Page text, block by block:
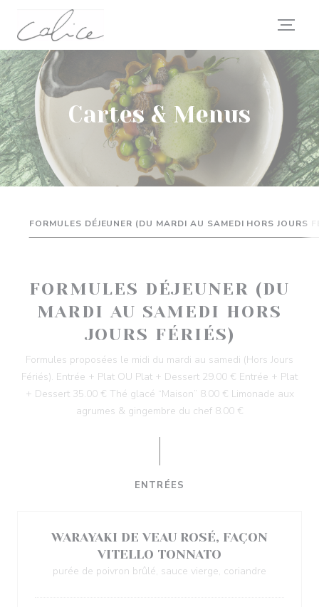
Personnalisation de vos choix en matière de cookies
Cartes & Menus
FORMULES DÉJEUNER (DU MARDI AU SAMEDI HORS JOURS
FORMULES DÉJEUNER (DU
MARDI AU SAMEDI HORS
JOURS FÉRIÉS)
Formules proposées le midi du mardi au samedi (Hors Jours
Fériés). Entrée + Plat OU Plat + Dessert 29.00 € Entrée + Plat
+ Dessert 35.00 € Thé glacé “Maison” 8.00 € Limonade aux
agrumes & gingembre du chef 8.00 €
ENTRÉES
WARAYAKI DE VEAU ROSÉ, FAÇON
VITELLO TONNATO
purée de poivron brûlé, sauce vierge, coriandre